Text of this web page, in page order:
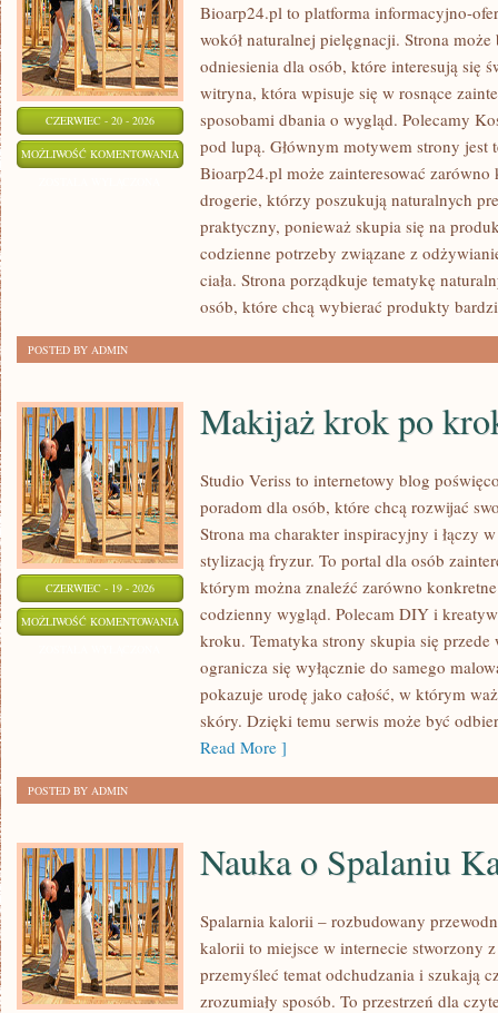
CZERWIEC - 20 - 2026
MOŻLIWOŚĆ KOMENTOWANIA
ZRÓB
SAM
Bioarp24.pl to platforma informacyjno-
wokół naturalnej pielęgnacji. Strona
odniesienia dla osób, które interesują się
witryna, która wpisuje się w rosnące
sposobami dbania o wygląd. Polecamy
pod lupą. Głównym motywem strony jest
Bioarp24.pl może zainteresować
drogerie, którzy poszukują naturalnych
praktyczny, ponieważ skupia się na
codzienne potrzeby związane z
ciała. Strona porządkuje tematykę
osób, które chcą wybierać produkty
POSTED BY ADMIN
CZERWIEC - 19 - 2026
MOŻLIWOŚĆ KOMENTOWANIA MAKIJAŻ
KROK
KROKU
Makijaż krok po
Studio Veriss to internetowy blog
poradom dla osób, które chcą rozwijać
Strona ma charakter inspiracyjny i łączy
stylizacją fryzur. To portal dla osób
którym można znaleźć zarówno
codzienny wygląd. Polecam DIY i
kroku. Tematyka strony skupia się
ogranicza się wyłącznie do samego
pokazuje urodę jako całość, w którym
skóry. Dzięki temu serwis może być
Read More ]
POSTED BY ADMIN
Nauka o Spalaniu
Spalarnia kalorii – rozbudowany
kalorii to miejsce w internecie stworzony
przemyśleć temat odchudzania i szukają
zrozumiały sposób. To przestrzeń dla